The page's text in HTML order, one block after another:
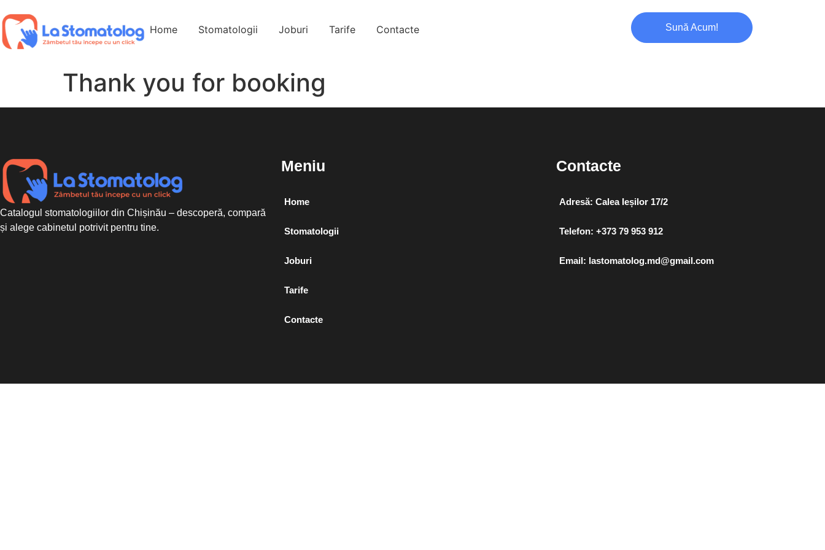
Home Stomatologii Joburi Tarife Contacte Sună Acum!
Thank you for booking
Catalogul stomatologiilor din Chișinău – descoperă, compară
și alege cabinetul potrivit pentru tine.
Meniu
Home
Stomatologii
Joburi
Tarife
Contacte
Contacte
Adresă: Calea Ieșilor 17/2
Telefon: +373 79 953 912
Email: lastomatolog.md@gmail.com